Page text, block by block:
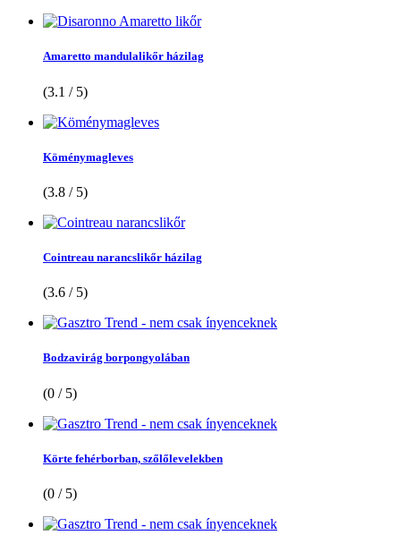
Amaretto mandulalikőr házilag
(3.1 / 5)
Köménymagleves
(3.8 / 5)
Cointreau narancslikőr házilag
(3.6 / 5)
Bodzavirág borpongyolában
(0 / 5)
Körte fehérborban, szőlőlevelekben
(0 / 5)